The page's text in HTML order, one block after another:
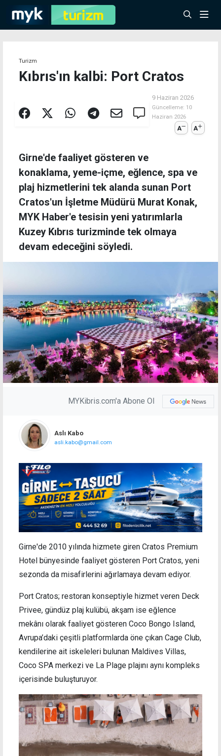
Turizm
Kıbrıs'ın kalbi: Port Cratos
9 Haziran 2026
Güncelleme: 10
Haziran 2026
A A
Girne'de faaliyet gösteren ve
konaklama, yeme-içme, eğlence, spa ve
plaj hizmetlerini tek alanda sunan Port
Cratos'un İşletme Müdürü Murat Konak,
MYK Haber'e tesisin yeni yatırımlarla
Kuzey Kıbrıs turizminde tek olmaya
devam edeceğini söyledi.
MYKibris.com'a Abone Ol
Aslı Kabo
asli.kabo@gmail.com
Girne'de 2010 yılında hizmete giren Cratos Premium
Hotel bünyesinde faaliyet gösteren Port Cratos, yeni
sezonda da misafirlerini ağırlamaya devam ediyor.
Port Cratos; restoran konseptiyle hizmet veren Deck
Privee, gündüz plaj kulübü, akşam ise eğlence
mekânı olarak faaliyet gösteren Coco Bongo Island,
Avrupa’daki çeşitli platformlarda öne çıkan Cage Club,
kendilerine ait iskeleleri bulunan Maldives Villas,
Coco SPA merkezi ve La Plage plajını aynı kompleks
içerisinde buluşturuyor.